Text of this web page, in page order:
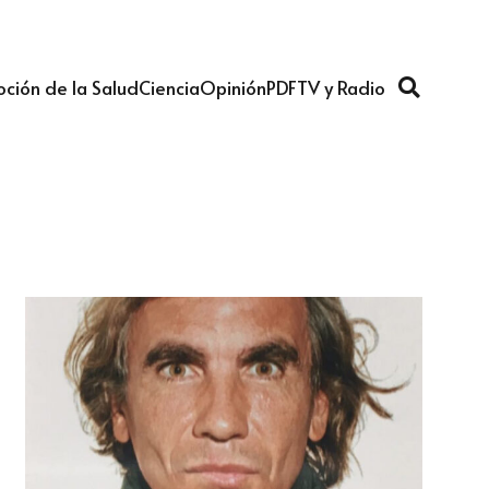
de la SaludCienciaOpiniónPDFTV y Radio